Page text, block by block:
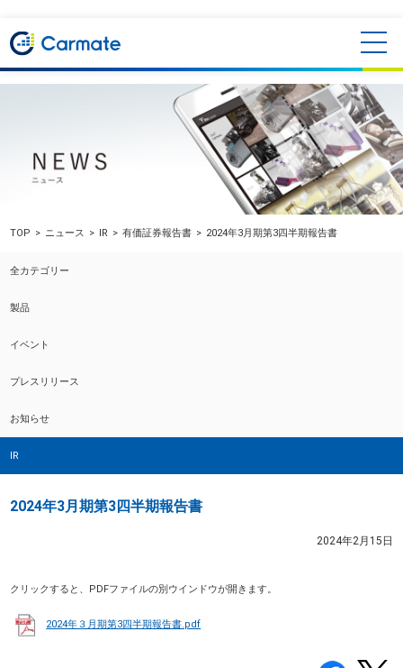
TOP ニュース IR 有価証券報告書 2024年3月期第3四半期報告書
全カテゴリー
製品
イベント
プレスリリース
お知らせ
IR
2024年3月期第3四半期報告書
2024年2月15日
クリックすると、PDFファイルの別ウインドウが開きます。
2024年３月期第3四半期報告書.pdf